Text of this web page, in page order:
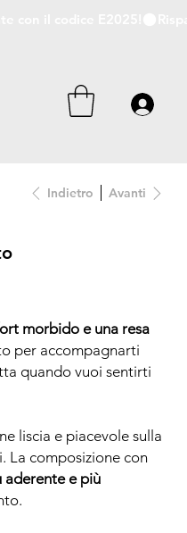
Indietro Avanti
morbido e una resa
per accompagnarti
quando vuoi sentirti
liscia e piacevole sulla
La composizione con
aderente e più